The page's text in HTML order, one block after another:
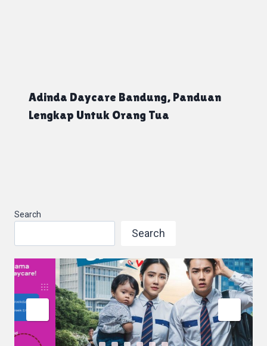
Adinda Daycare Bandung, Panduan
Lengkap Untuk Orang Tua
Search
Search